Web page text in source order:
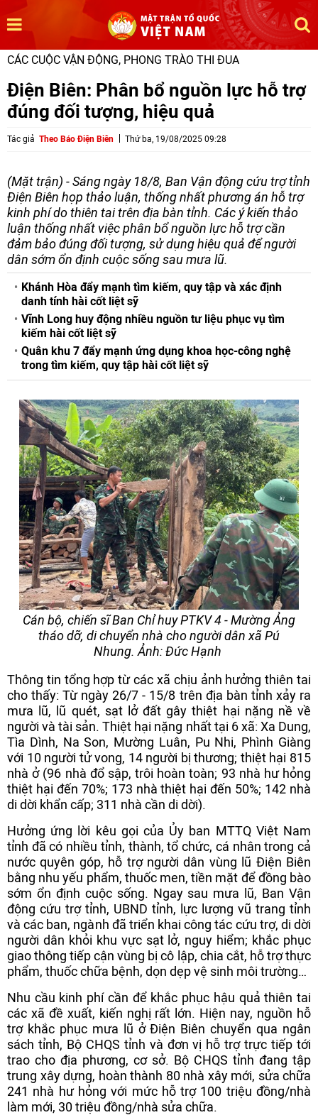
CÁC CUỘC VẬN ĐỘNG, PHONG TRÀO THI ĐUA
Điện Biên: Phân bổ nguồn lực hỗ trợ
đúng đối tượng, hiệu quả
Tác giả Theo Báo Điện Biên Thứ ba, 19/08/2025 09:28
(Mặt trận) - Sáng ngày 18/8, Ban Vận động cứu trợ tỉnh
Điện Biên họp thảo luận, thống nhất phương án hỗ trợ
kinh phí do thiên tai trên địa bàn tỉnh. Các ý kiến thảo
luận thống nhất việc phân bổ nguồn lực hỗ trợ cần
đảm bảo đúng đối tượng, sử dụng hiệu quả để người
dân sớm ổn định cuộc sống sau mưa lũ.
Khánh Hòa đẩy mạnh tìm kiếm, quy tập và xác định
danh tính hài cốt liệt sỹ
Vĩnh Long huy động nhiều nguồn tư liệu phục vụ tìm
kiếm hài cốt liệt sỹ
Quân khu 7 đẩy mạnh ứng dụng khoa học-công nghệ
trong tìm kiếm, quy tập hài cốt liệt sỹ
Cán bộ, chiến sĩ Ban Chỉ huy PTKV 4 - Mường Ảng
tháo dỡ, di chuyển nhà cho người dân xã Pú
Nhung. Ảnh: Đức Hạnh
Thông tin tổng hợp từ các xã chịu ảnh hưởng thiên tai
cho thấy: Từ ngày 26/7 - 15/8 trên địa bàn tỉnh xảy ra
mưa lũ, lũ quét, sạt lở đất gây thiệt hại nặng nề về
người và tài sản. Thiệt hại nặng nhất tại 6 xã: Xa Dung,
Tìa Dình, Na Son, Mường Luân, Pu Nhi, Phình Giàng
với 10 người tử vong, 14 người bị thương; thiệt hại 815
nhà ở (96 nhà đổ sập, trôi hoàn toàn; 93 nhà hư hỏng
thiệt hại đến 70%; 173 nhà thiệt hại đến 50%; 142 nhà
di dời khẩn cấp; 311 nhà cần di dời).
Hưởng ứng lời kêu gọi của Ủy ban MTTQ Việt Nam
tỉnh đã có nhiều tỉnh, thành, tổ chức, cá nhân trong cả
nước quyên góp, hỗ trợ người dân vùng lũ Điện Biên
bằng nhu yếu phẩm, thuốc men, tiền mặt để đồng bào
sớm ổn định cuộc sống. Ngay sau mưa lũ, Ban Vận
động cứu trợ tỉnh, UBND tỉnh, lực lượng vũ trang tỉnh
và các ban, ngành đã triển khai công tác cứu trợ, di dời
người dân khỏi khu vực sạt lở, nguy hiểm; khắc phục
giao thông tiếp cận vùng bị cô lập, chia cắt, hỗ trợ thực
phẩm, thuốc chữa bệnh, dọn dẹp vệ sinh môi trường…
Nhu cầu kinh phí cần để khắc phục hậu quả thiên tai
các xã đề xuất, kiến nghị rất lớn. Hiện nay, nguồn hỗ
trợ khắc phục mưa lũ ở Điện Biên chuyển qua ngân
sách tỉnh, Bộ CHQS tỉnh và đơn vị hỗ trợ trực tiếp tới
trao cho địa phương, cơ sở. Bộ CHQS tỉnh đang tập
trung xây dựng, hoàn thành 80 nhà xây mới, sửa chữa
241 nhà hư hỏng với mức hỗ trợ 100 triệu đồng/nhà
làm mới, 30 triệu đồng/nhà sửa chữa.